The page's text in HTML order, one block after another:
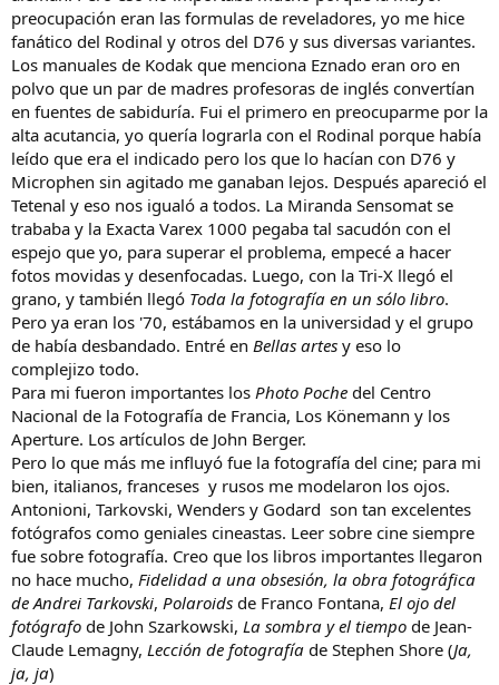
preocupación eran las formulas de reveladores, yo me hice
fanático del Rodinal y otros del D76 y sus diversas variantes.
Los manuales de Kodak que menciona Eznado eran oro en
polvo que un par de madres profesoras de inglés convertían
en fuentes de sabiduría. Fui el primero en preocuparme por la
alta acutancia, yo quería lograrla con el Rodinal porque había
leído que era el indicado pero los que lo hacían con D76 y
Microphen sin agitado me ganaban lejos. Después apareció el
Tetenal y eso nos igualó a todos. La Miranda Sensomat se
trababa y la Exacta Varex 1000 pegaba tal sacudón con el
espejo que yo, para superar el problema, empecé a hacer
fotos movidas y desenfocadas. Luego, con la Tri-X llegó el
grano, y también llegó Toda la fotografía en un sólo libro.
Pero ya eran los '70, estábamos en la universidad y el grupo
de había desbandado. Entré en Bellas artes y eso lo
complejizo todo.
Para mi fueron importantes los Photo Poche del Centro
Nacional de la Fotografía de Francia, Los Könemann y los
Aperture. Los artículos de John Berger.
Pero lo que más me influyó fue la fotografía del cine; para mi
bien, italianos, franceses y rusos me modelaron los ojos.
Antonioni, Tarkovski, Wenders y Godard son tan excelentes
fotógrafos como geniales cineastas. Leer sobre cine siempre
fue sobre fotografía. Creo que los libros importantes llegaron
no hace mucho, Fidelidad a una obsesión, la obra fotográfica
de Andrei Tarkovski, Polaroids de Franco Fontana, El ojo del
fotógrafo de John Szarkowski, La sombra y el tiempo de Jean-
Claude Lemagny, Lección de fotografía de Stephen Shore (Ja,
ja, ja)